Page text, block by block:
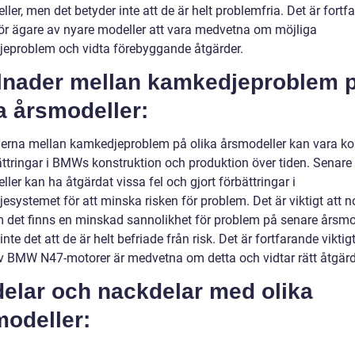
men det betyder inte att de är helt problemfria. Det är
ägare av nyare modeller att vara medvetna om möjliga
och vidta förebyggande åtgärder.
mellan kamkedjeproblem
årsmodeller:
mellan kamkedjeproblem på olika årsmodeller kan vara
i BMWs konstruktion och produktion över tiden. Senare
kan ha åtgärdat vissa fel och gjort förbättringar i
för att minska risken för problem. Det är viktigt att
det finns en minskad sannolikhet för problem på senare
det att de är helt befriade från risk. Det är fortfarande
BMW N47-motorer är medvetna om detta och vidtar rätt
och nackdelar med olika